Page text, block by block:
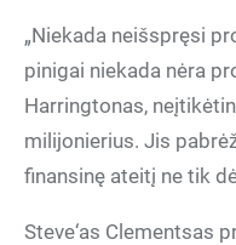
„Niekada neišspręsi
pinigai niekada nėra
Harringtonas,
milijonierius. Jis
finansinę ateitį ne tik
Steve‘as Clementsas